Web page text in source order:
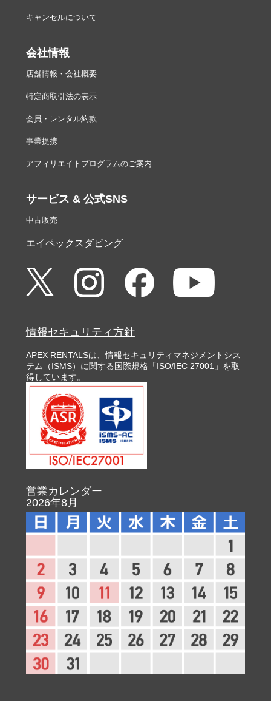
キャンセルについて
会社情報
店舗情報・会社概要
特定商取引法の表示
会員・レンタル約款
事業提携
アフィリエイトプログラムのご案内
サービス & 公式SNS
中古販売
エイペックスダビング
情報セキュリティ方針
APEX RENTALSは、情報セキュリティマネジメントシス
テム（ISMS）に関する国際規格「ISO/IEC 27001」を取
得しています。
営業カレンダー
2026年8月